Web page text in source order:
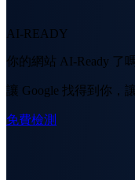
AI-READY
你的網站 AI-Ready 了
讓 Google 找得到你，
免費檢測